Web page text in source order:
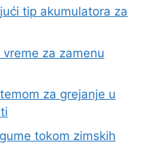
tip akumulatora za
za zamenu
za grejanje u
tokom zimskih